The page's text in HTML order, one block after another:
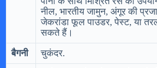
नील, भारतीय जामुन, अंगूर की
जेकरांडा फूल पाउडर, पेस्ट, या
सकते हैं।
बैगनी चुकंदर.